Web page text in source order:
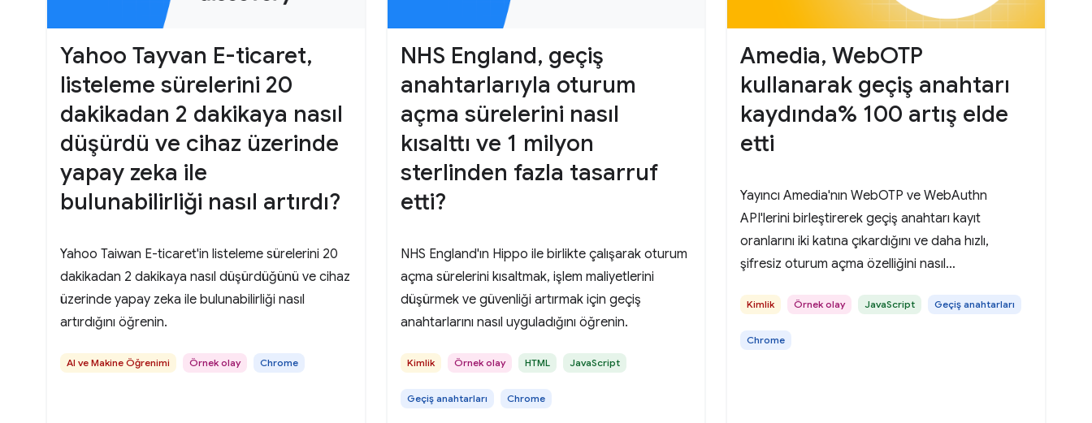
Yahoo Tayvan E-ticaret,
listeleme sürelerini 20
dakikadan 2 dakikaya nasıl
düşürdü ve cihaz üzerinde
yapay zeka ile
bulunabilirliği nasıl artırdı?
Yahoo Taiwan E-ticaret'in listeleme sürelerini 20
dakikadan 2 dakikaya nasıl düşürdüğünü ve cihaz
üzerinde yapay zeka ile bulunabilirliği nasıl
artırdığını öğrenin.
AI ve Makine Öğrenimi Örnek olay Chrome
NHS England, geçiş
anahtarlarıyla oturum
açma sürelerini nasıl
kısalttı ve 1 milyon
sterlinden fazla tasarruf
etti?
NHS England'ın Hippo ile birlikte çalışarak oturum
açma sürelerini kısaltmak, işlem maliyetlerini
düşürmek ve güvenliği artırmak için geçiş
anahtarlarını nasıl uyguladığını öğrenin.
Kimlik Örnek olay HTML JavaScript
Geçiş anahtarları Chrome
Amedia, WebOTP
kullanarak geçiş anahtarı
kaydında% 100 artış elde
etti
Yayıncı Amedia'nın WebOTP ve WebAuthn
API'lerini birleştirerek geçiş anahtarı kayıt
oranlarını iki katına çıkardığını ve daha hızlı,
şifresiz oturum açma özelliğini nasıl
Kimlik Örnek olay JavaScript Geçiş anahtarları
Chrome